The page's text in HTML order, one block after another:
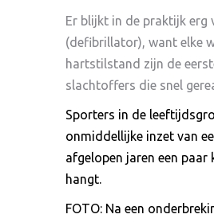
Er blijkt in de praktijk erg
(defibrillator), want elke
hartstilstand zijn de
slachtoffers die snel
Sporters in de
onmiddellijke inzet van
afgelopen jaren een
hangt.
FOTO: Na een